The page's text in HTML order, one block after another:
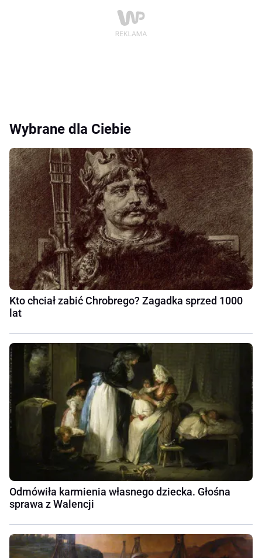
Wybrane dla Ciebie
Kto chciał zabić Chrobrego? Zagadka sprzed 1000
lat
Odmówiła karmienia własnego dziecka. Głośna
sprawa z Walencji